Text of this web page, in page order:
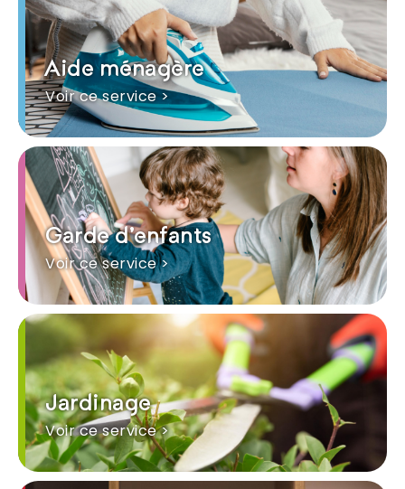
Aide ménagère
Voir ce service >
Garde d'enfants
Voir ce service >
Jardinage
Voir ce service >